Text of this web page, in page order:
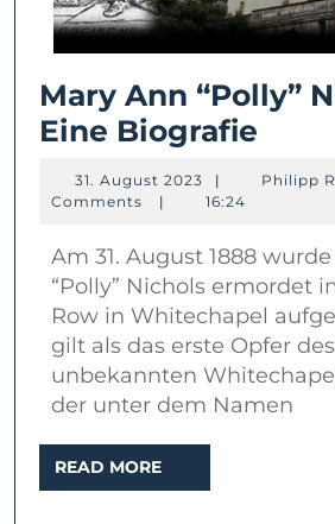
Mary Ann “Polly”
Eine Biografie
Ann
–
Eine
31. August 2023 31.
August
| Philipp
Comments
| 16:24
Am 31. August 1888
“Polly” Nichols ermordet
Row in Whitechapel
gilt als das erste Opfer des
unbekannten
der unter dem Namen
READ MORE
MORE